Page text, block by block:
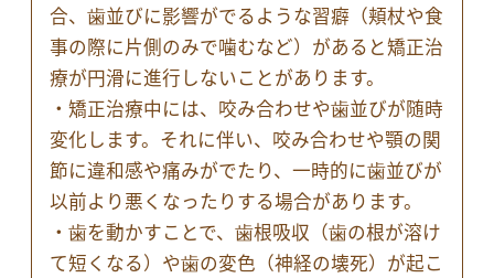
合、歯並びに影響がでるような習癖（頬杖や食
事の際に片側のみで噛むなど）があると矯正治
療が円滑に進行しないことがあります。
・矯正治療中には、咬み合わせや歯並びが随時
変化します。それに伴い、咬み合わせや顎の関
節に違和感や痛みがでたり、一時的に歯並びが
以前より悪くなったりする場合があります。
・歯を動かすことで、歯根吸収（歯の根が溶け
て短くなる）や歯の変色（神経の壊死）が起こ